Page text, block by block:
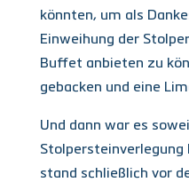
könnten, um als
Einweihung der
Buffet anbieten zu
gebacken und eine
Und dann war es
Stolpersteinverlegung
stand schließlich vor